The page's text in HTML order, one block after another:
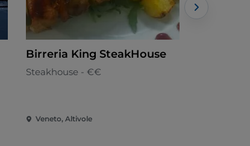
Birreria King SteakHouse
Steakhouse - €€
Veneto, Altivole